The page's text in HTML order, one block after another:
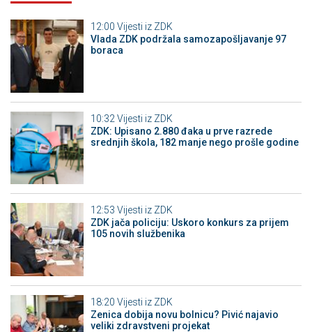
12:00 Vijesti iz ZDK
Vlada ZDK podržala samozapošljavanje 97
boraca
10:32 Vijesti iz ZDK
ZDK: Upisano 2.880 đaka u prve razrede
srednjih škola, 182 manje nego prošle godine
12:53 Vijesti iz ZDK
ZDK jača policiju: Uskoro konkurs za prijem
105 novih službenika
18:20 Vijesti iz ZDK
Zenica dobija novu bolnicu? Pivić najavio
veliki zdravstveni projekat